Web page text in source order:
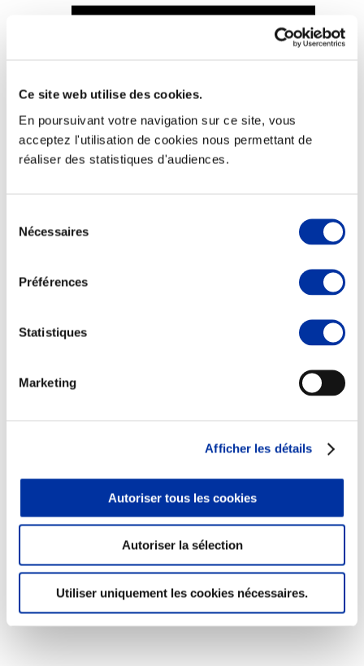
Ce site web utilise des cookies.
En poursuivant votre navigation sur ce site, vous
acceptez l'utilisation de cookies nous permettant de
réaliser des statistiques d'audiences.
Nécessaires
Préférences
Statistiques
Marketing
Afficher les détails
Autoriser tous les cookies
Autoriser la sélection
Utiliser uniquement les cookies nécessaires.
Viande et climat
Valorisation de l’herbe
Autonomie des élevages
Qualité air, eau, sols
Economie de ressources
Abattoir
Partenaire Climat